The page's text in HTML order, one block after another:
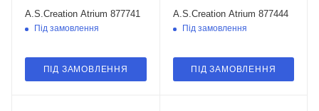
A.S.Creation Atrium 877741
Під замовлення
ПІД ЗАМОВЛЕННЯ
A.S.Creation Atrium 877444
Під замовлення
ПІД ЗАМОВЛЕННЯ